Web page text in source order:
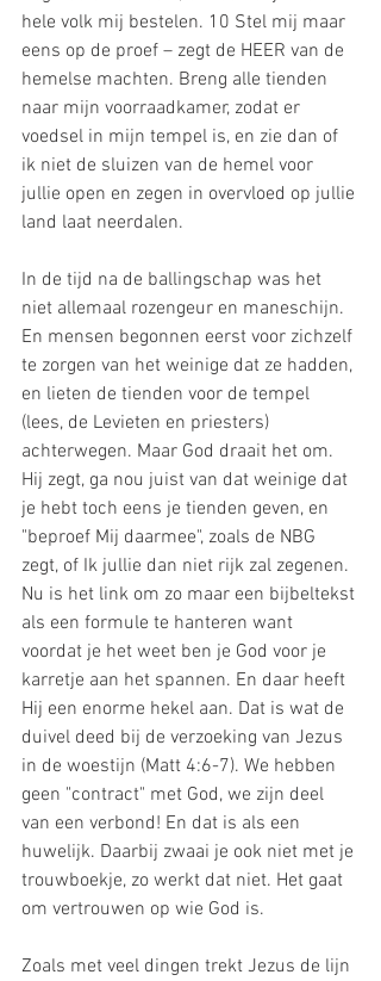
hele volk mij bestelen. 10 Stel mij maar
eens op de proef – zegt de HEER van de
hemelse machten. Breng alle tienden
naar mijn voorraadkamer, zodat er
voedsel in mijn tempel is, en zie dan of
ik niet de sluizen van de hemel voor
jullie open en zegen in overvloed op jullie
land laat neerdalen.
In de tijd na de ballingschap was het
niet allemaal rozengeur en maneschijn.
En mensen begonnen eerst voor zichzelf
te zorgen van het weinige dat ze hadden,
en lieten de tienden voor de tempel
(lees, de Levieten en priesters)
achterwegen. Maar God draait het om.
Hij zegt, ga nou juist van dat weinige dat
je hebt toch eens je tienden geven, en
"beproef Mij daarmee", zoals de NBG
zegt, of Ik jullie dan niet rijk zal zegenen.
Nu is het link om zo maar een bijbeltekst
als een formule te hanteren want
voordat je het weet ben je God voor je
karretje aan het spannen. En daar heeft
Hij een enorme hekel aan. Dat is wat de
duivel deed bij de verzoeking van Jezus
in de woestijn (Matt 4:6-7). We hebben
geen "contract" met God, we zijn deel
van een verbond! En dat is als een
huwelijk. Daarbij zwaai je ook niet met je
trouwboekje, zo werkt dat niet. Het gaat
om vertrouwen op wie God is.
Zoals met veel dingen trekt Jezus de lijn